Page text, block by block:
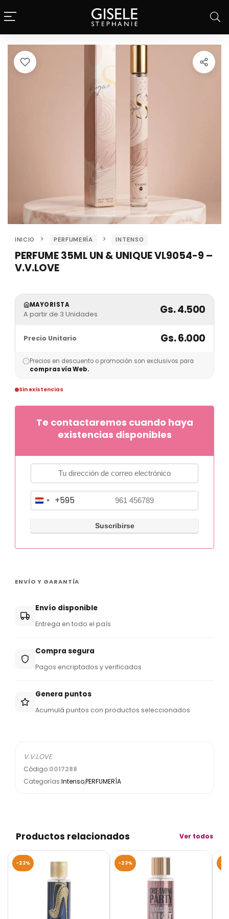
INICIO PERFUMERÍA INTENSO
PERFUME 35ML UN & UNIQUE VL9054-9 –
V.V.LOVE
MAYORISTA
A partir de 3 Unidades Gs. 4.500
Precio Unitario Gs. 6.000
Precios en descuento o promoción son exclusivos para
compras vía Web.
Sin existencias
Te contactaremos cuando haya
existencias disponibles
P
r
a
y
+
9
+595
ENVÍO Y GARANTÍA
Envío disponible
Entrega en todo el país
Compra segura
Pagos encriptados y verificados
Genera puntos
Acumulá puntos con productos seleccionados
V.V.LOVE
Código:0017288
Categorías:Intenso,PERFUMERÍA
Productos relacionados Ver todos
-23% -23% -